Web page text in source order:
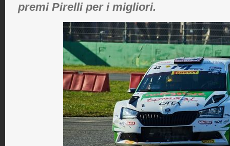
premi Pirelli per i migliori.